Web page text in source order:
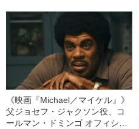
《映画『Michael／マイケル』》
父ジョセフ・ジャクソン役、コ
ールマン・ドミンゴ オフィシャ